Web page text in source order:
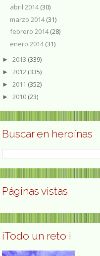
abril 2014(30)
marzo 2014(31)
febrero 2014(28)
enero 2014(31)
► 2013 (339)
► 2012 (335)
► 2011 (352)
► 2010 (23)
Buscar en heroínas
Páginas vistas
¡Todo un reto ¡